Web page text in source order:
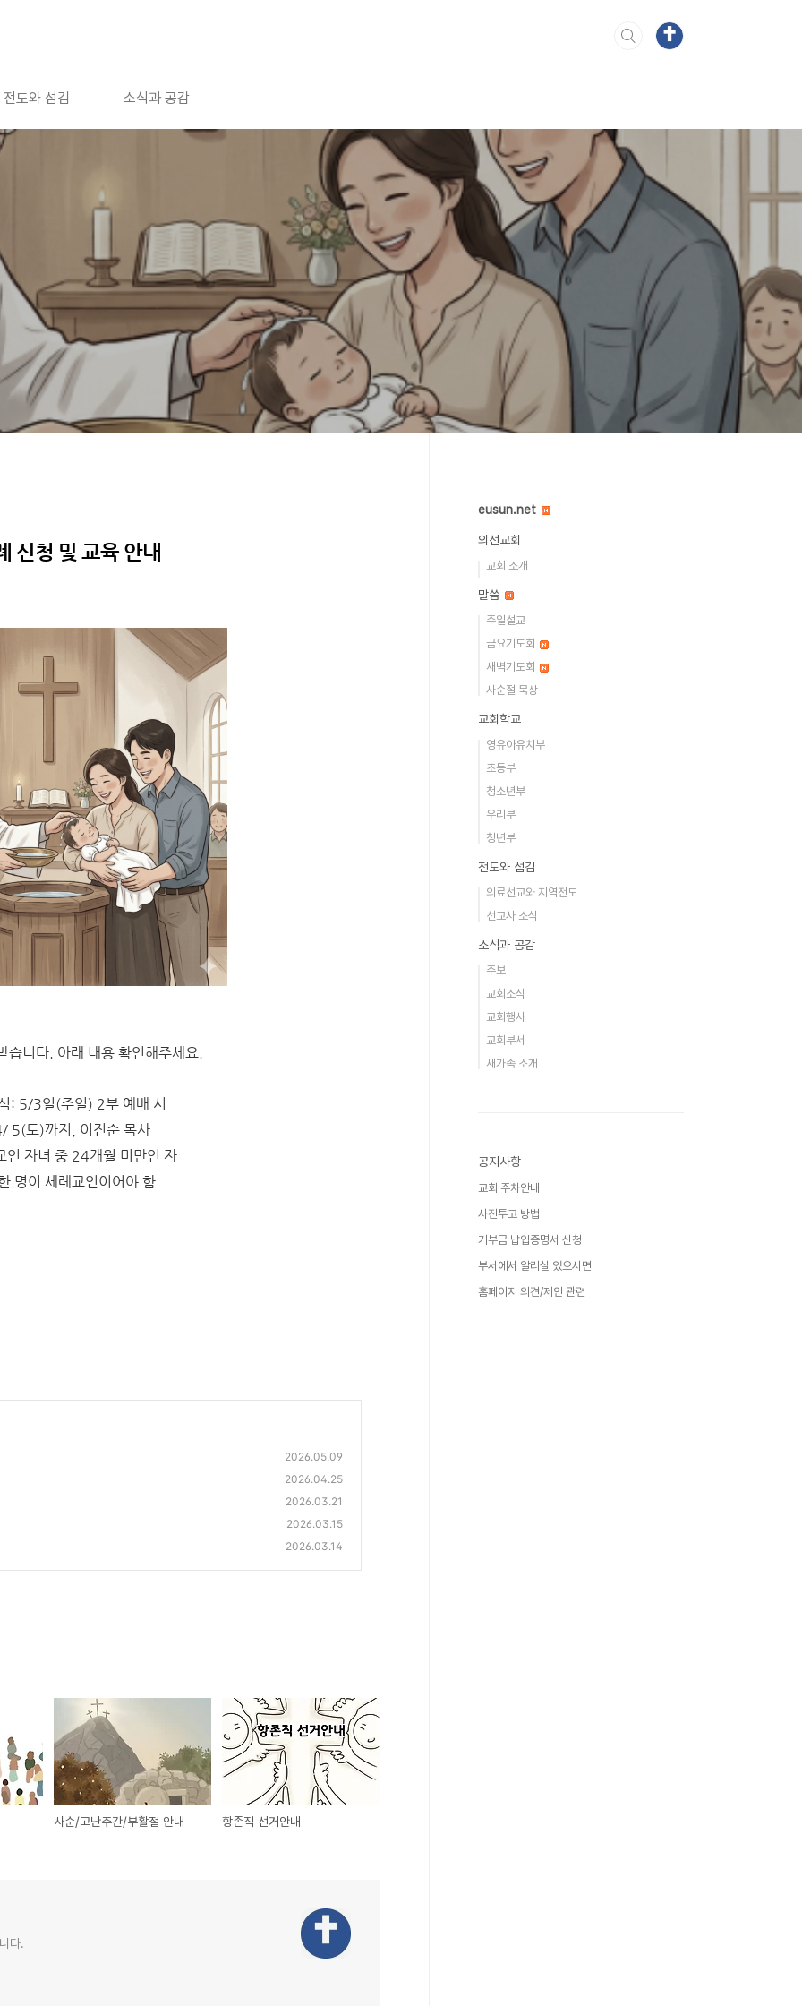
전도와 섬김 소식과 공감
신청 및 교육 안내
습니다. 아래 내용 확인해주세요.
: 5/3일(주일) 2부 예배 시
5(토)까지, 이진순 목사
인 자녀 중 24개월 미만인 자
명이 세례교인이어야 함
2026.05.09
2026.04.25
2026.03.21
2026.03.15
2026.03.14
사순/고난주간/부활절 안내 항존직 선거안내
다.
eusun.net
의선교회
교회 소개
말씀
주일설교
금요기도회
새벽기도회
사순절 묵상
교회학교
영유아유치부
초등부
청소년부
우리부
청년부
전도와 섬김
의료선교와 지역전도
선교사 소식
소식과 공감
주보
교회소식
교회행사
교회부서
새가족 소개
공지사항
교회 주차안내
사진투고 방법
기부금 납입증명서 신청
부서에서 알리실 있으시면
홈페이지 의견/제안 관련